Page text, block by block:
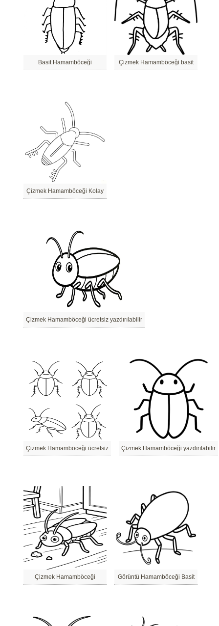
Basit Hamamböceği Çizmek Hamamböceği basit
Çizmek Hamamböceği Kolay
Çizmek Hamamböceği ücretsiz yazdırılabilir
Çizmek Hamamböceği ücretsiz Çizmek Hamamböceği yazdırılabilir
Çizmek Hamamböceği Görüntü Hamamböceği Basit